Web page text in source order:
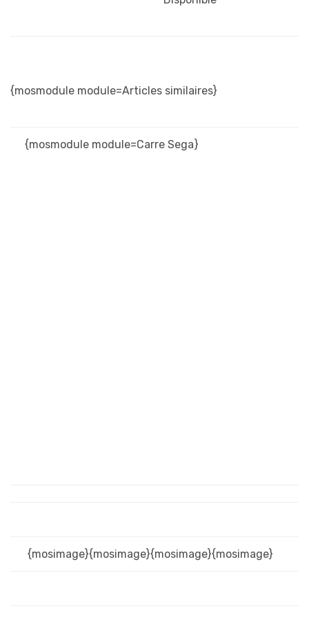
{mosmodule module=Articles similaires}
{mosmodule module=Carre Sega}
{mosimage}{mosimage}{mosimage}{mosimage}